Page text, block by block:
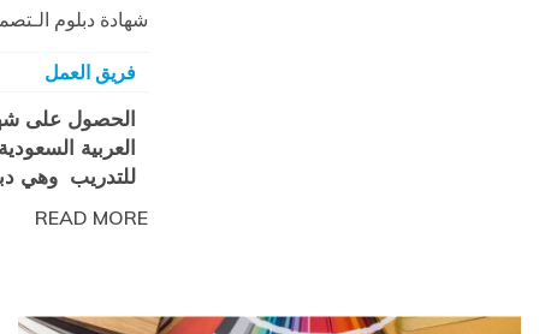
شهادة دبلوم
فريق العمل
الحصول على
العربية
للتدريب وهي
READ MORE